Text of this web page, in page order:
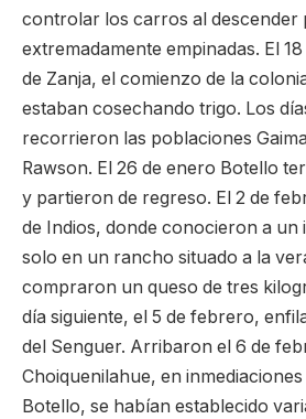
controlar los carros al descender
extremadamente empinadas. El
de Zanja, el comienzo de la
estaban cosechando trigo. Los
recorrieron las poblaciones
Rawson. El 26 de enero Botello
y partieron de regreso. El 2 de
de Indios, donde conocieron a un
solo en un rancho situado a la
compraron un queso de tres
día siguiente, el 5 de febrero,
del Senguer. Arribaron el 6 de
Choiquenilahue, en inmediaciones
Botello, se habían establecido